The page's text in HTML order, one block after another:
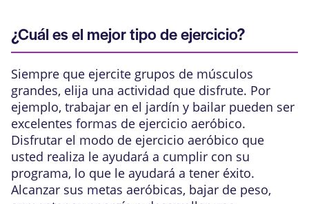
¿Cuál es el mejor tipo de ejercicio?
Siempre que ejercite grupos de músculos
grandes, elija una actividad que disfrute. Por
ejemplo, trabajar en el jardín y bailar pueden ser
excelentes formas de ejercicio aeróbico.
Disfrutar el modo de ejercicio aeróbico que
usted realiza le ayudará a cumplir con su
programa, lo que le ayudará a tener éxito.
Alcanzar sus metas aeróbicas, bajar de peso,